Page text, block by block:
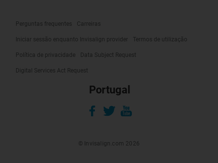
Perguntas frequentes Carreiras
Iniciar sessão enquanto Invisalign provider Termos de utilização
Política de privacidade Data Subject Request
Digital Services Act Request
Portugal
© Invisalign.com 2026